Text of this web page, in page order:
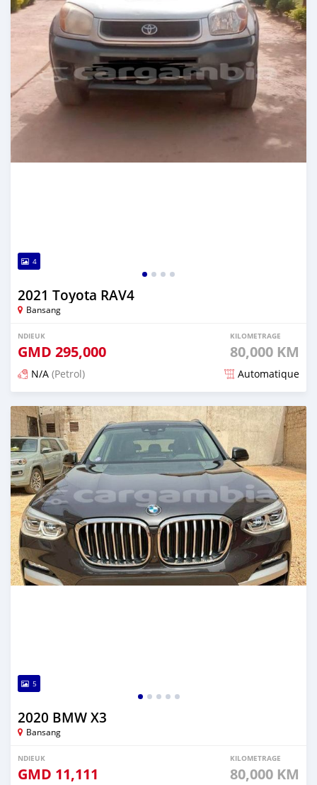
4
2021 Toyota RAV4
Bansang
NDIEUK
GMD 295,000
KILOMETRAGE
80,000 KM
N/A (Petrol) Automatique
Dougal na niou ko depuis about 2 years
5
2020 BMW X3
Bansang
NDIEUK
GMD 11,111
KILOMETRAGE
80,000 KM